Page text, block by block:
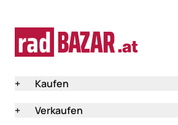
+
Kaufen
+
Verkaufen